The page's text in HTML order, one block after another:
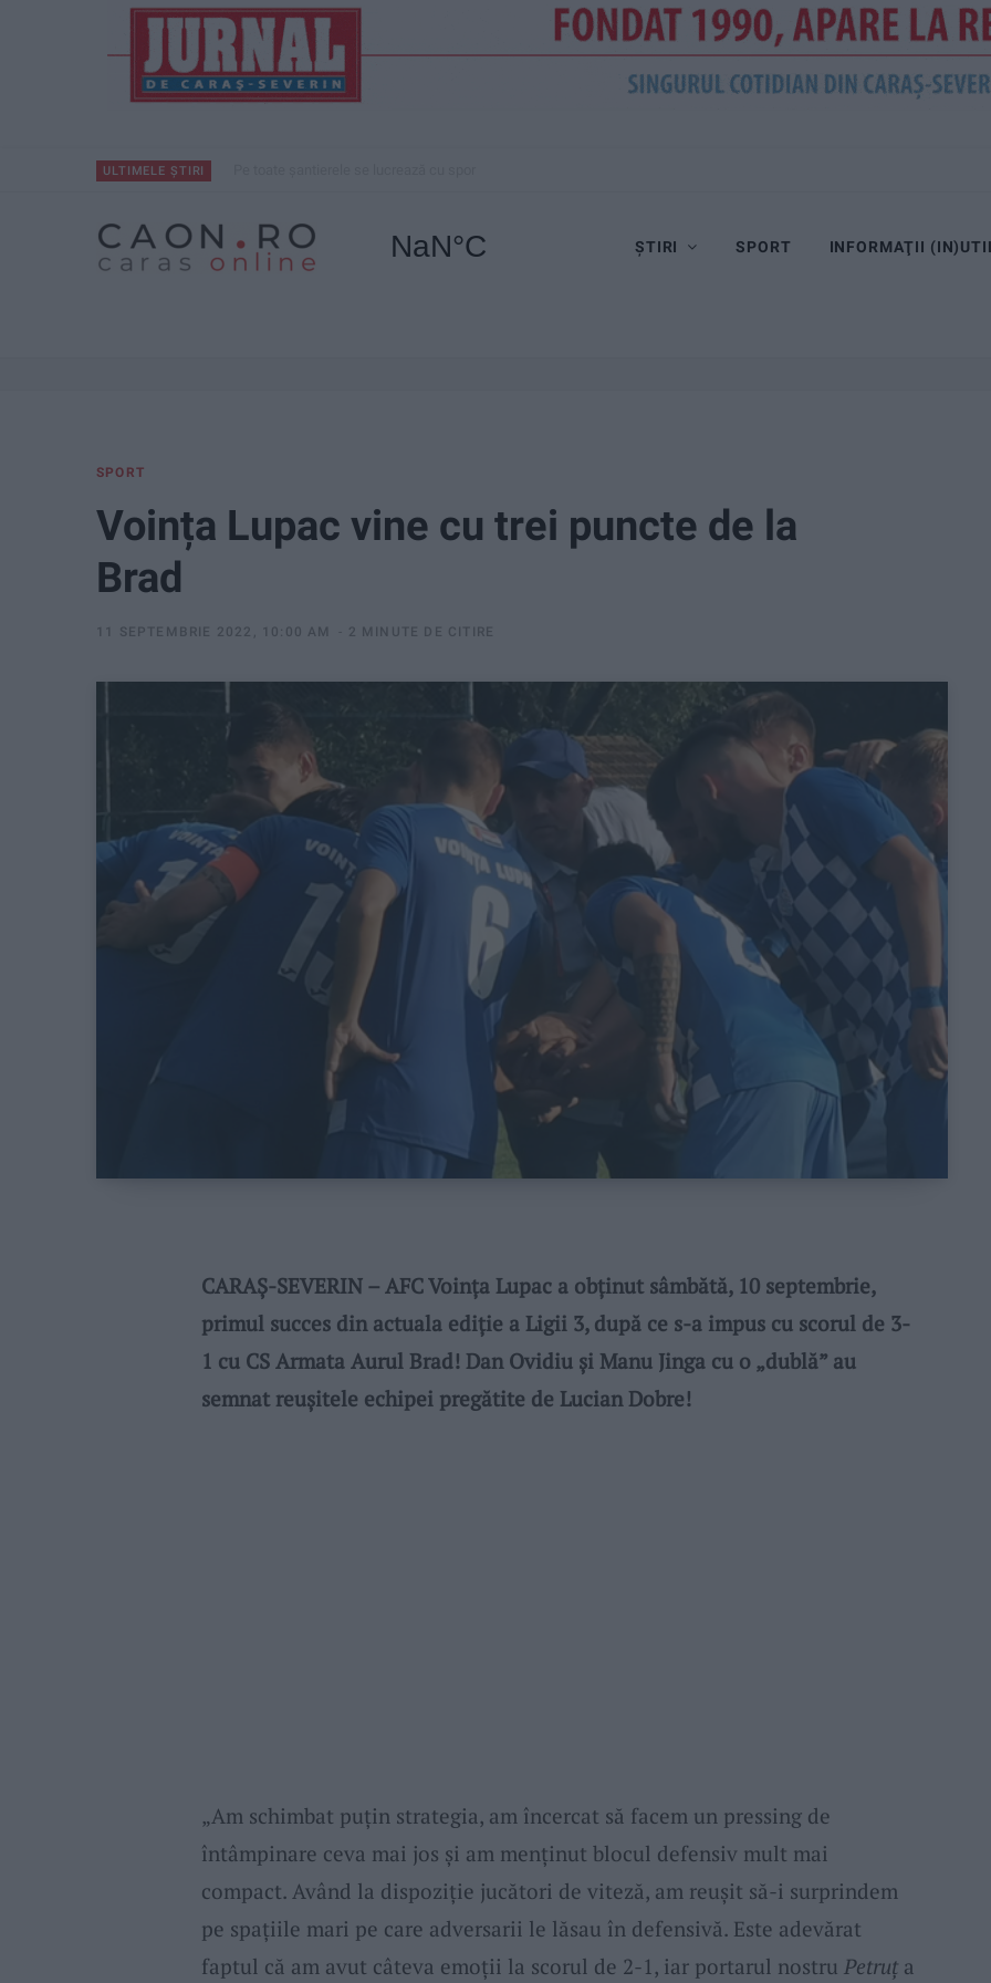
ULTIMELE ȘTIRI
ȘTIRI SPORT INFORMAŢII
SPORT
Voința Lupac vine cu trei puncte de la
Brad
11 SEPTEMBRIE 2022, 10:00 AM 2 MINUTE DE CITIRE
CARAȘ-SEVERIN – AFC Voința Lupac a obținut sâmbătă, 10 septembrie,
primul succes din actuala ediție a Ligii 3, după ce s-a impus cu scorul de 3-
1 cu CS Armata Aurul Brad! Dan Ovidiu și Manu Jinga cu o „dublă” au
semnat reușitele echipei pregătite de Lucian Dobre!
„Am schimbat puțin strategia, am încercat să facem un pressing de
întâmpinare ceva mai jos și am menținut blocul defensiv mult mai
compact. Având la dispoziție jucători de viteză, am reușit să-i surprindem
pe spațiile mari pe care adversarii le lăsau în defensivă. Este adevărat
faptul că am avut câteva emoții la scorul de 2-1, iar portarul nostru Petruța